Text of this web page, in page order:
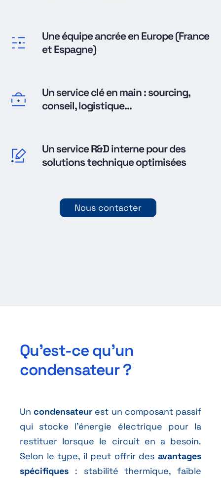
Une équipe ancrée en Europe (France
et Espagne)
Un service clé en main : sourcing,
conseil, logistique...
Un service R&D interne pour des
solutions technique optimisées
Nous contacter
Qu’est-ce qu’un
condensateur ?
Uncondensateur est un composant passif
qui stocke l’énergie électrique pour la
restituer lorsque le circuit en a besoin.
Selon le type, il peut offrir desavantages
spécifiques: stabilité thermique, faible